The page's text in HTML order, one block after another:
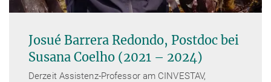
Josué Barrera Redondo, Postdoc bei
Susana Coelho (2021 – 2024)
Derzeit Assistenz-Professor am CINVESTAV,